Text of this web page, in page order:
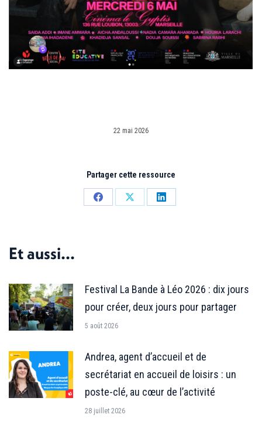
22 mai 2026
Partager cette ressource
PartagerPartagerPartager
Et aussi...
Festival La Bande à Léo 2026 : dix jours
pour créer, deux jours pour partager
5 août 2026
Andrea, agent d’accueil et de
secrétariat en accueil de loisirs : un
poste-clé, au cœur de l’activité
28 juillet 2026